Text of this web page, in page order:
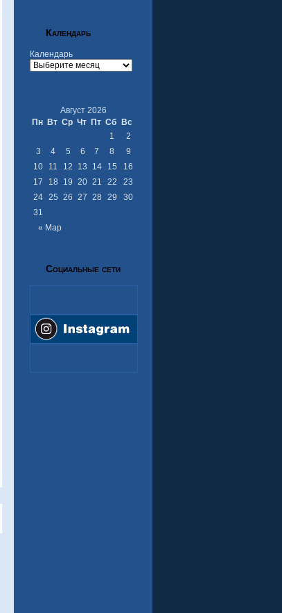
Календарь
Календарь
Август 2026
Пн Вт Ср Чт Пт Сб Вс
« Мар
1
2
3
4 5 6 7 8
9
10
11 12 13 14 15
16
17
18 19 20 21 22
23
24 25 26 27 28 29
30
31
Социальные сети